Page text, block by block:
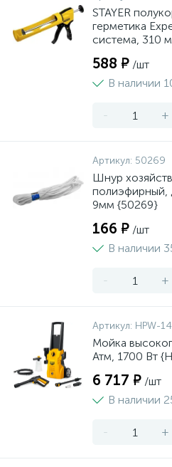
STAYER
герметика
система, 310
588 ₽ /шт
В наличии
- +
Артикул: 50269
Шнур
полиэфирный,
9мм {50269}
166 ₽ /шт
В наличии
- +
Артикул: HPW-
Мойка
Атм, 1700 Вт
6 717 ₽ /шт
В наличии
- +